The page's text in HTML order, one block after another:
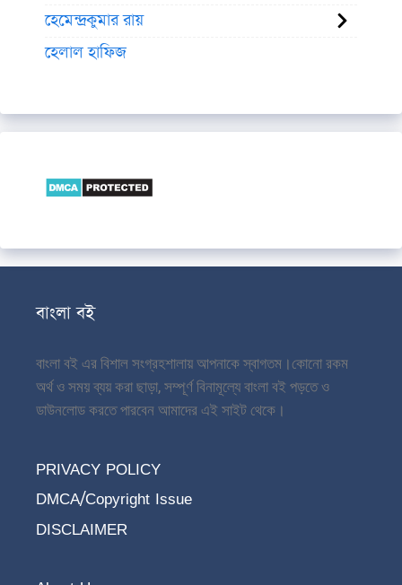
হেমেন্দ্রকুমার রায়
হেলাল হাফিজ
বাংলা বই
বাংলা বই এর বিশাল সংগ্রহশালায় আপনাকে স্বাগতম।কোনো রকম
অর্থ ও সময় ব্যয় করা ছাড়া, সম্পূর্ণ বিনামূল্যে বাংলা বই পড়তে ও
ডাউনলোড করতে পারবেন আমাদের এই সাইট থেকে।
PRIVACY POLICY
DMCA/Copyright Issue
DISCLAIMER